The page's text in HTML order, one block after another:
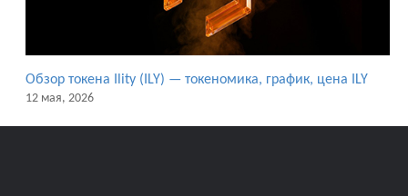
Обзор токена Ility (ILY) — токеномика, график, цена ILY
12 мая, 2026